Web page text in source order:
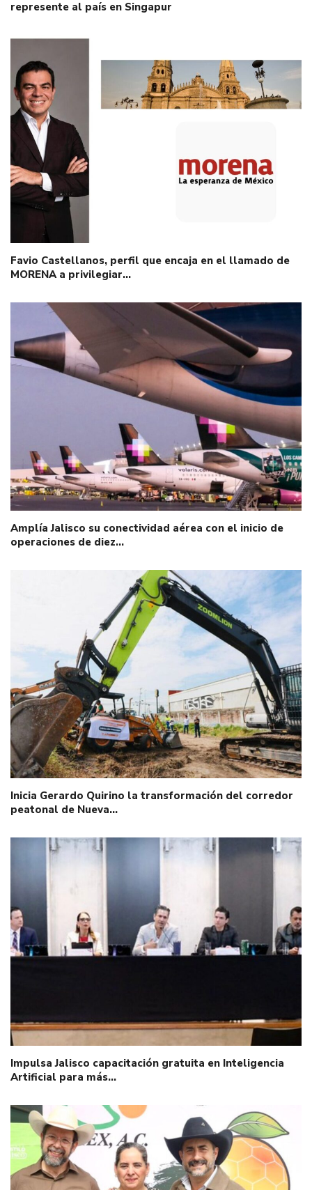
represente al país en Singapur
Favio Castellanos, perfil que encaja en el llamado de
MORENA a privilegiar…
Amplía Jalisco su conectividad aérea con el inicio de
operaciones de diez…
Inicia Gerardo Quirino la transformación del corredor
peatonal de Nueva…
Impulsa Jalisco capacitación gratuita en Inteligencia
Artificial para más…